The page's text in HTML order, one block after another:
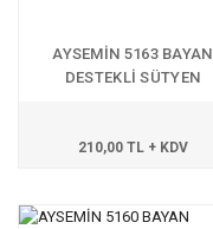
AYSEMİN 5163 BAYAN
DESTEKLİ SÜTYEN
210,00 TL + KDV